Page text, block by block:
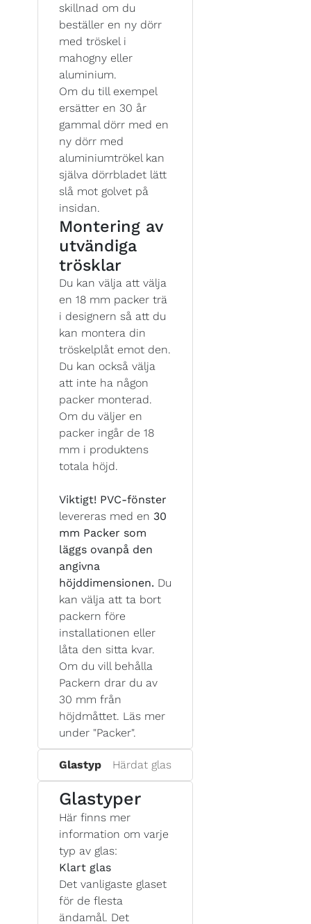
skillnad om du
beställer en ny dörr
med tröskel i
mahogny eller
aluminium.
Om du till exempel
ersätter en 30 år
gammal dörr med en
ny dörr med
aluminiumtrökel kan
själva dörrbladet lätt
slå mot golvet på
insidan.
Montering av
utvändiga
trösklar
Du kan välja att välja
en 18 mm packer trä
i designern så att du
kan montera din
tröskelplåt emot den.
Du kan också välja
att inte ha någon
packer monterad.
Om du väljer en
packer ingår de 18
mm i produktens
totala höjd.
Viktigt! PVC-fönster
levereras med en 30
mm Packer som
läggs ovanpå den
angivna
höjddimensionen. Du
kan välja att ta bort
packern före
installationen eller
låta den sitta kvar.
Om du vill behålla
Packern drar du av
30 mm från
höjdmåttet. Läs mer
under "Packer".
Glastyp Härdat glas
Glastyper
Här finns mer
information om varje
typ av glas:
Klart glas
Det vanligaste glaset
för de flesta
ändamål. Det